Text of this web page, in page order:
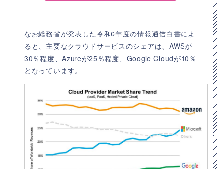
なお総務省が発表した令和6年度の情報通信白書によ
ると、主要なクラウドサービスのシェアは、AWSが
30％程度、Azureが25％程度、Google Cloudが10％
となっています。